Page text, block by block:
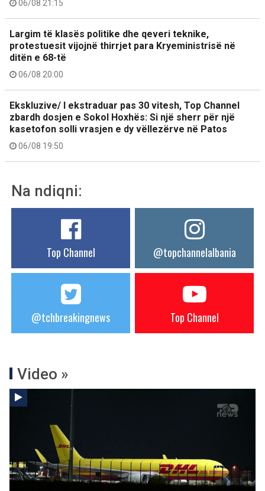
06/08 21:15
Largim të klasës politike dhe qeveri teknike,
protestuesit vijojnë thirrjet para Kryeministrisë në
ditën e 68-të
06/08 20:00
Ekskluzive/ I ekstraduar pas 30 vitesh, Top Channel
zbardh dosjen e Sokol Hoxhës: Si një sherr për një
kasetofon solli vrasjen e dy vëllezërve në Patos
06/08 19:50
Na ndiqni:
Top Channel @topchannelalbania
@tchbreakingnews Top Channel
Video »